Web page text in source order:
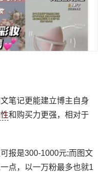
笔记更能建立博主自身
和购买力更强，相对于
报是300-1000元;而图文
点，以一万粉最多也就1